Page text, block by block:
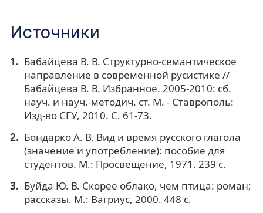
Источники
Бабайцева В. В. Структурно-семантическое
направление в современной русистике //
Бабайцева В. В. Избранное. 2005-2010: сб.
науч. и науч.-методич. ст. М. - Ставрополь:
Изд-во СГУ, 2010. С. 61-73.
Бондарко А. В. Вид и время русского глагола
(значение и употребление): пособие для
студентов. М.: Просвещение, 1971. 239 с.
Буйда Ю. В. Скорее облако, чем птица: роман;
рассказы. М.: Вагриус, 2000. 448 с.